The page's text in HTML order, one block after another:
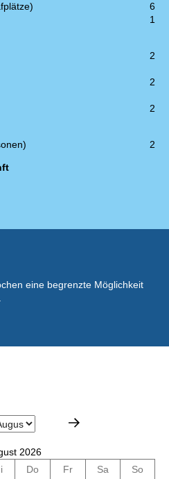
6
1
2
2
2
2
eine begrenzte Möglichkeit
2026
Do Fr Sa
So